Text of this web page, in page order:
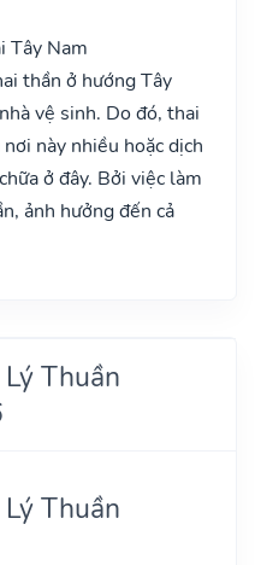
Tây Nam
thần ở hướng Tây
vệ sinh. Do đó, thai
này nhiều hoặc dịch
ở đây. Bởi việc làm
ảnh hưởng đến cả
Thuần
Thuần